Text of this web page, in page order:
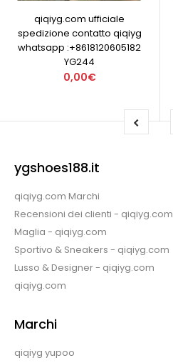
qiqiyg.com ufficiale
spedizione contatto qiqiyg
whatsapp :+8618120605182
YG244
0,00€
ygshoes188.it
qiqiyg.com Marchi
Recensioni dei clienti - qiqiyg.com
Maglia - qiqiyg.com
Sportivo & Sneakers - qiqiyg.com
Lusso & Designer - qiqiyg.com
qiqiyg.com
Marchi
qiqiyg yupoo